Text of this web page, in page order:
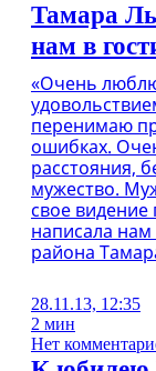
Тамара
нам в
«Очень
перенимаю
ошибках.
расстояния,
мужество.
свое
написала
района
28.11.13, 12:35
2 мин
Нет